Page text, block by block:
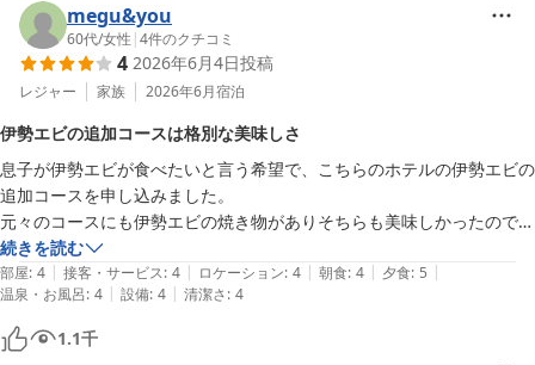
またお会いできるのを楽しみにしております。
たてやま鏡ヶ浦温泉 館山シーサイドホテル
2026-06-21
megu&you
60代/女性 |4件のクチコミ
4 2026年6月4日投稿
レジャー 家族 2026年6月宿泊
伊勢エビの追加コースは格別な美味しさ
息子が伊勢エビが食べたいと言う希望で、こちらのホテルの伊勢エビの
追加コースを申し込みました。
元々のコースにも伊勢エビの焼き物がありそちらも美味しかったのです
が、追加料理の伊勢エビのお刺身は、甘みもありシコとろっとして格別
でした。その頭で作ったお味噌汁も出汁が出て美味しかったです。
お部屋のコンセントは、USB付きがベットサイドにあったのですが、残
念ながらUSBでの充電は上手く出来ませんでした。
続きを読む
部屋: 4 | 接客・サービス: 4 | ロケーション: 4 | 朝食: 4 | 夕食: 5 |
温泉・お風呂: 4 | 設備: 4 | 清潔さ: 4
1.1千